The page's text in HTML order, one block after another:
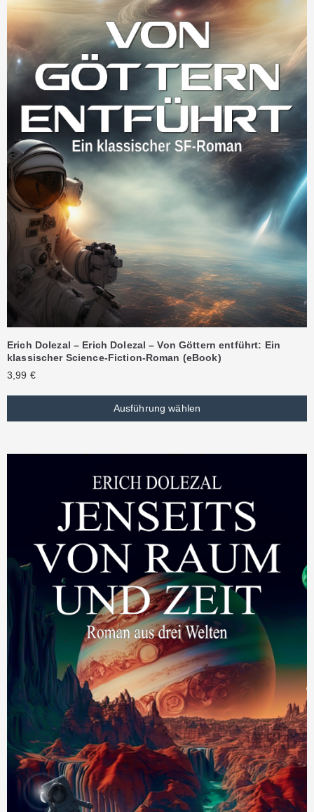
Erich Dolezal – Erich Dolezal – Von Göttern entführt: Ein
klassischer Science-Fiction-Roman (eBook)
3,99 €
Ausführung wählen